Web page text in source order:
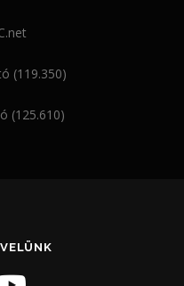
(119.350)
(125.610)